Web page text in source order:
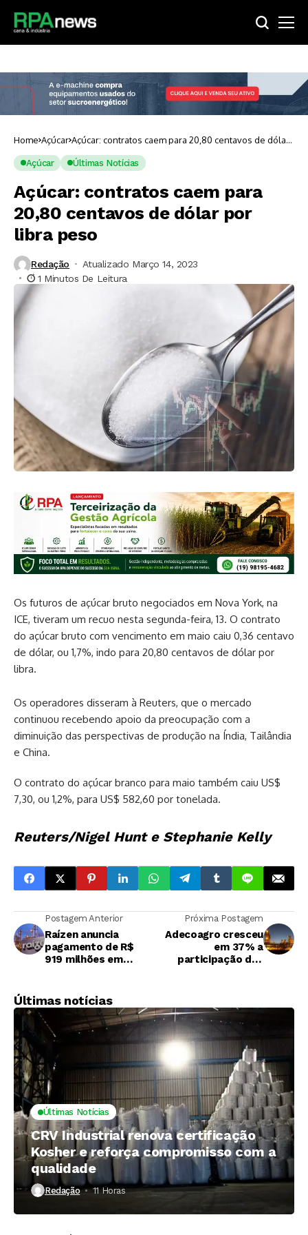
Home Açúcar Açúcar: contratos caem para 20,80 centavos de dólar
por libra peso
Açúcar Últimas Notícias
Açúcar: contratos caem para
20,80 centavos de dólar por
libra peso
Redação
Atualizado Março 14, 2023
1 Minutos De Leitura
Os futuros de açúcar bruto negociados em Nova York, na
ICE, tiveram um recuo nesta segunda-feira, 13. O contrato
do açúcar bruto com vencimento em maio caiu 0,36 centavo
de dólar, ou 1,7%, indo para 20,80 centavos de dólar por
libra.
Os operadores disseram à Reuters, que o mercado
continuou recebendo apoio da preocupação com a
diminuição das perspectivas de produção na Índia, Tailândia
e China.
O contrato do açúcar branco para maio também caiu US$
7,30, ou 1,2%, para US$ 582,60 por tonelada.
Reuters/Nigel Hunt e Stephanie Kelly
Postagem Anterior
Raízen anuncia
pagamento de R$
919 milhões em
Próxima Postagem
Adecoagro cresceu
em 37% a
participação das
Últimas notícias
Últimas Notícias
CRV Industrial renova certificação
Kosher e reforça compromisso com a
qualidade
Redação 11 Horas ⁮